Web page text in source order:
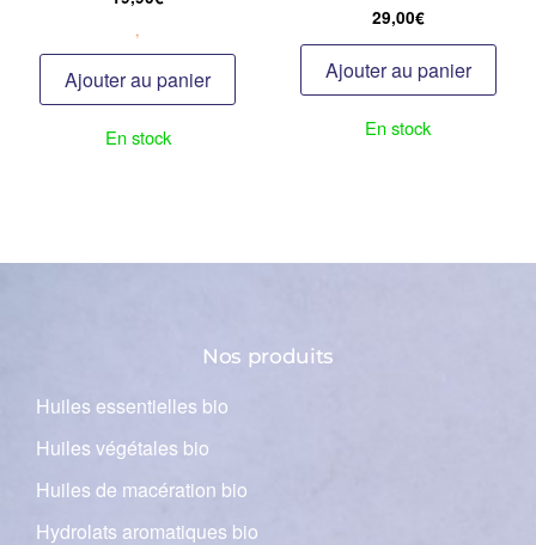
,
Ajouter au panier
En stock
29,00€
Ajouter au panier
En stock
Nos produits
Huiles essentielles bio
Huiles végétales bio
Huiles de macération bio
Hydrolats aromatiques bio